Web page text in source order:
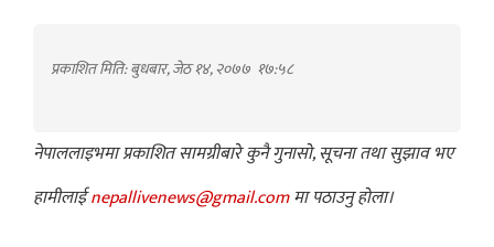
प्रकाशित मिति: बुधबार, जेठ १४, २०७७ १७:५८
नेपाललाइभमा प्रकाशित सामग्रीबारे कुनै गुनासो, सूचना तथा सुझाव भए
हामीलाईnepallivenews@gmail.comमा पठाउनु होला।